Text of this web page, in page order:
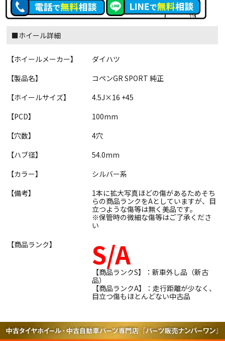
■ホイール詳細
【ホイールメーカー】
ダイハツ
【製品名】
コペンGR SPORT 純正
【ホイールサイズ】
4.5J×16 +45
【PCD】
100mm
【穴数】
4穴
【ハブ径】
54.0mm
【カラー】
シルバー系
【備考】
1本に拡大写真ほどの傷があるためそち
らの商品ランクをAとしていますが、目
立つような傷等は無く美品です。
※保管時の微細な傷等はご了承くださ
い
【商品ランク】
S/A
【商品ランクS】：新車外し品（新古
品）
【商品ランクA】：走行距離が少なく、
目立つ傷もほとんどない中古品